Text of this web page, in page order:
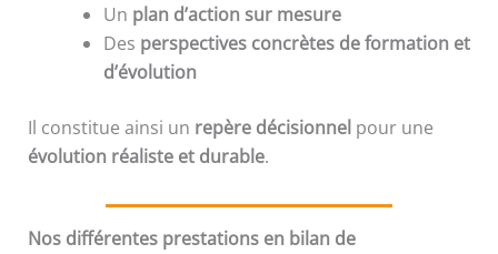
Un plan d’action sur mesure
Des perspectives concrètes de formation et
d’évolution
Il constitue ainsi un repère décisionnel pour une
évolution réaliste et durable.
Nos différentes prestations en bilan de